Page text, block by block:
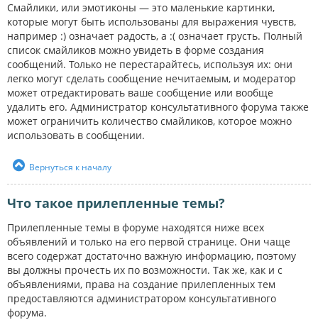
Смайлики, или эмотиконы — это маленькие картинки,
которые могут быть использованы для выражения чувств,
например :) означает радость, а :( означает грусть. Полный
список смайликов можно увидеть в форме создания
сообщений. Только не перестарайтесь, используя их: они
легко могут сделать сообщение нечитаемым, и модератор
может отредактировать ваше сообщение или вообще
удалить его. Администратор консультативного форума также
может ограничить количество смайликов, которое можно
использовать в сообщении.
Вернуться к началу
Что такое прилепленные темы?
Прилепленные темы в форуме находятся ниже всех
объявлений и только на его первой странице. Они чаще
всего содержат достаточно важную информацию, поэтому
вы должны прочесть их по возможности. Так же, как и с
объявлениями, права на создание прилепленных тем
предоставляются администратором консультативного
форума.